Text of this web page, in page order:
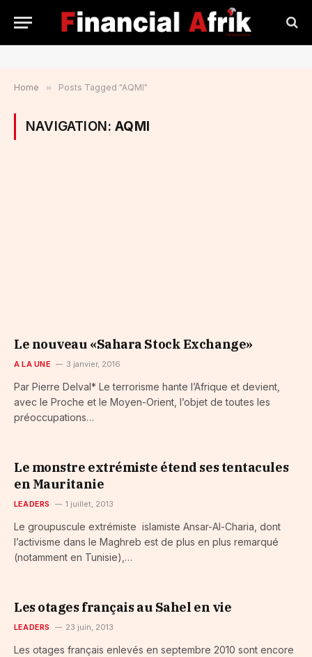
Home » Posts Tagged "AQMI"
NAVIGATION:AQMI
Le nouveau «Sahara Stock Exchange»
A LA UNE 3 janvier, 2016
Par Pierre Delval* Le terrorisme hante l’Afrique et devient,
avec le Proche et le Moyen-Orient, l’objet de toutes les
préoccupations…
Le monstre extrémiste étend ses tentacules
en Mauritanie
LEADERS 1 juillet, 2013
Le groupuscule extrémiste islamiste Ansar-Al-Charia, dont
l’activisme dans le Maghreb est de plus en plus remarqué
(notamment en Tunisie),…
Les otages français au Sahel en vie
LEADERS 23 juin, 2013
Les otages français enlevés en septembre 2010 sont encore